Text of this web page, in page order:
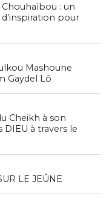
Chouhaïbou : un
pour
Mashoune
Gaydel Lô
Cheikh à son
à travers le
LE JEÛNE